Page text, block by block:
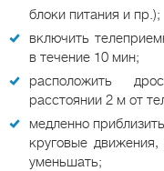
блоки питания и пр.);
включить
в течение 10 мин;
расположить
расстоянии 2 м от
медленно
круговые
уменьшать;